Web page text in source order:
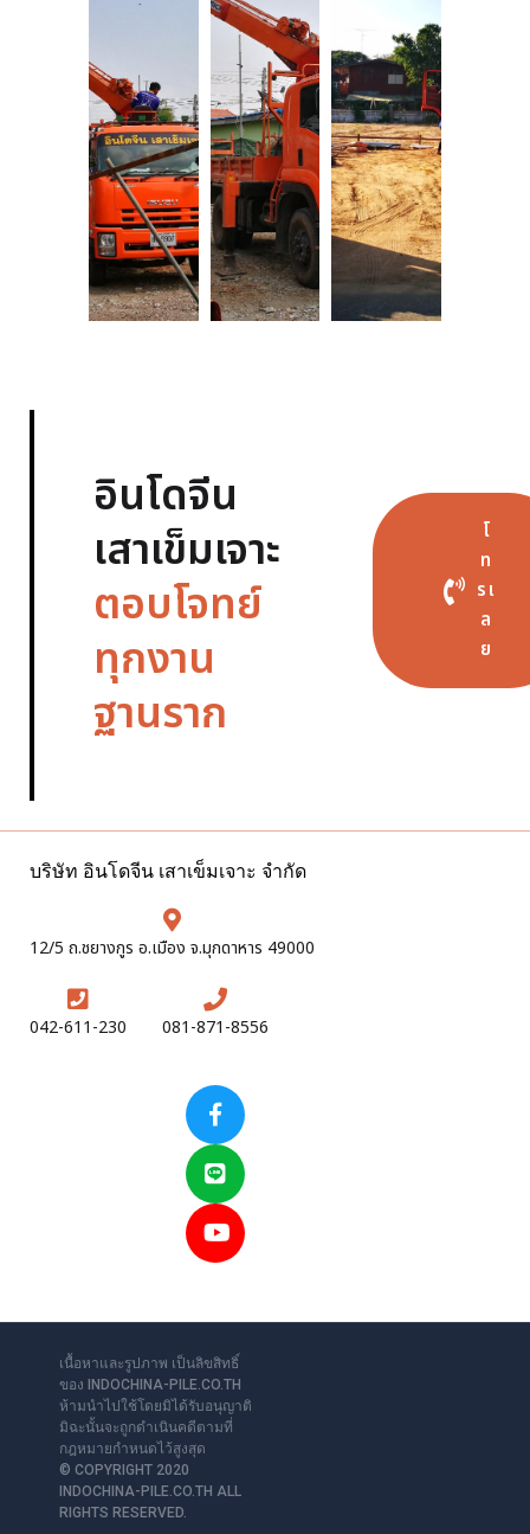
อินโดจีน
เสาเข็มเจาะ
ตอบโจทย์
ทุกงาน
ฐานราก
โ
ท
รเ
ล
ย
บริษัท อินโดจีน เสาเข็มเจาะ จำกัด
12/5 ถ.ชยางกูร อ.เมือง จ.มุกดาหาร 49000
042-611-230 081-871-8556
081-871-
8556
เนื้อหาและรูปภาพ เป็นลิขสิทธิ์
ของ INDOCHINA-PILE.CO.TH
ห้ามนำไปใช้โดยมิได้รับอนุญาติ
มิฉะนั้นจะถูกดำเนินคดีตามที่
กฎหมายกำหนดไว้สูงสุด
© COPYRIGHT 2020
INDOCHINA-PILE.CO.TH ALL
RIGHTS RESERVED.